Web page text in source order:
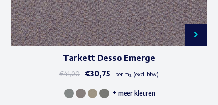
Tarkett Desso Emerge
€41,00 €30,75 per m² (excl. btw)
Dit
+ meer kleuren